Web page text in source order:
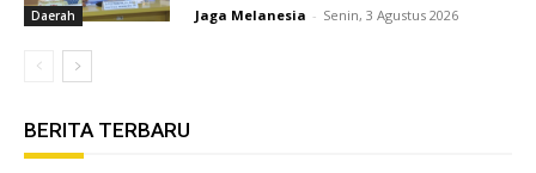
Daerah Jaga Melanesia - Senin, 3 Agustus 2026
BERITA TERBARU